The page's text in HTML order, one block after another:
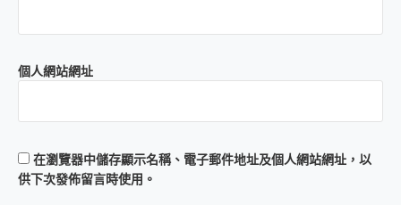
個人網站網址
在瀏覽器中儲存顯示名稱、電子郵件地址及個人網站網址，以
供下次發佈留言時使用。